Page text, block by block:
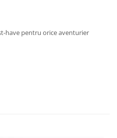
have pentru orice aventurier